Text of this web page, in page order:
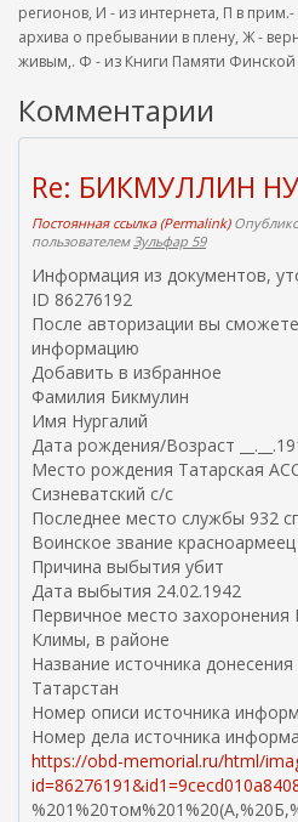
регионов, И - из интернета, П в
архива о пребывании в плену, Ж -
живым,. Ф - из Книги Памяти Финской
Комментарии
Re: БИКМУЛЛИН
Постоянная ссылка (Permalink)
пользователемЗульфар 59
Информация из документов,
ID 86276192
После авторизации вы
информацию
Добавить в избранное
Фамилия Бикмулин
Имя Нургалий
Дата рождения/Возраст
Место рождения Татарская
Сизневатский с/с
Последнее место службы 932
Воинское звание красноармеец
Причина выбытия убит
Дата выбытия 24.02.1942
Первичное место захоронения
Климы, в районе
Название источника
Татарстан
Номер описи источника
Номер дела источника
https://obd-memorial.ru/html/